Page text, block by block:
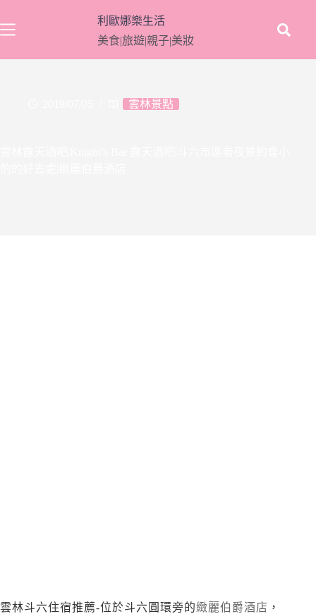
至
要
利歐娜樂生活
美食|旅遊|親子|美妝
雲林景點
雲林斗六住宿推薦-位於斗六圓環旁的緻麗伯爵酒店 ，